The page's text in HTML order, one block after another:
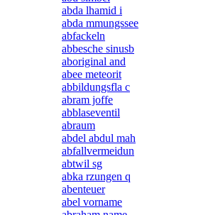
abda lhamid i
abda mmungssee
abfackeln
abbesche sinusb
aboriginal and
abee meteorit
abbildungsfla c
abram joffe
abblaseventil
abraum
abdel abdul mah
abfallvermeidun
abtwil sg
abka rzungen q
abenteuer
abel vorname